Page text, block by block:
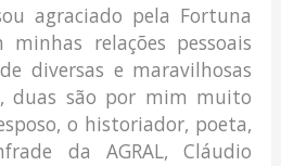
agraciado pela Fortuna
relações pessoais
diversas e maravilhosas
duas são por mim muito
o historiador, poeta,
da AGRAL, Cláudio